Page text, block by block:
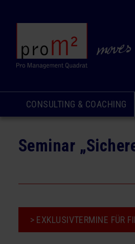
Navigation
überspringen
CONSULTING & COACHING
Seminar
> EXKLUSIVTERMINE FÜR